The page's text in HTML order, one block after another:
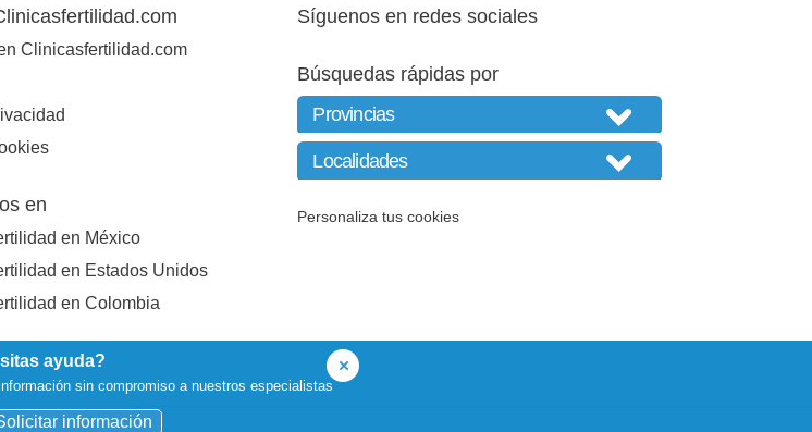
ayuda?
sin compromiso a nuestros especialistas
información
Clinicasfertilidad.com
en
en México
en Estados Unidos
en Colombia
Síguenos en redes sociales
Búsquedas rápidas por
Personaliza tus cookies